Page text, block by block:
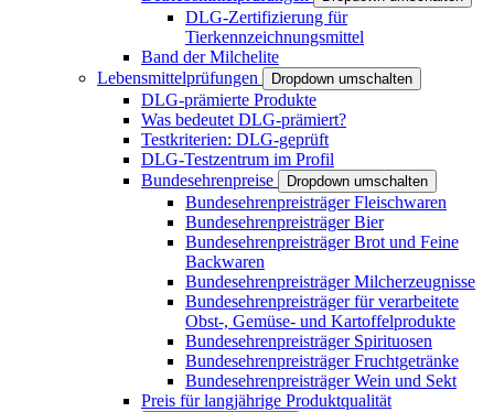
DLG-Zertifizierung für
Tierkennzeichnungsmittel
Band der Milchelite
Lebensmittelprüfungen
Dropdown umschalten
DLG-prämierte Produkte
Was bedeutet DLG-prämiert?
Testkriterien: DLG-geprüft
DLG-Testzentrum im Profil
Bundesehrenpreise
Dropdown umschalten
Bundesehrenpreisträger Fleischwaren
Bundesehrenpreisträger Bier
Bundesehrenpreisträger Brot und Feine
Backwaren
Bundesehrenpreisträger Milcherzeugnisse
Bundesehrenpreisträger für verarbeitete
Obst-, Gemüse- und Kartoffelprodukte
Bundesehrenpreisträger Spirituosen
Bundesehrenpreisträger Fruchtgetränke
Bundesehrenpreisträger Wein und Sekt
Preis für langjährige Produktqualität